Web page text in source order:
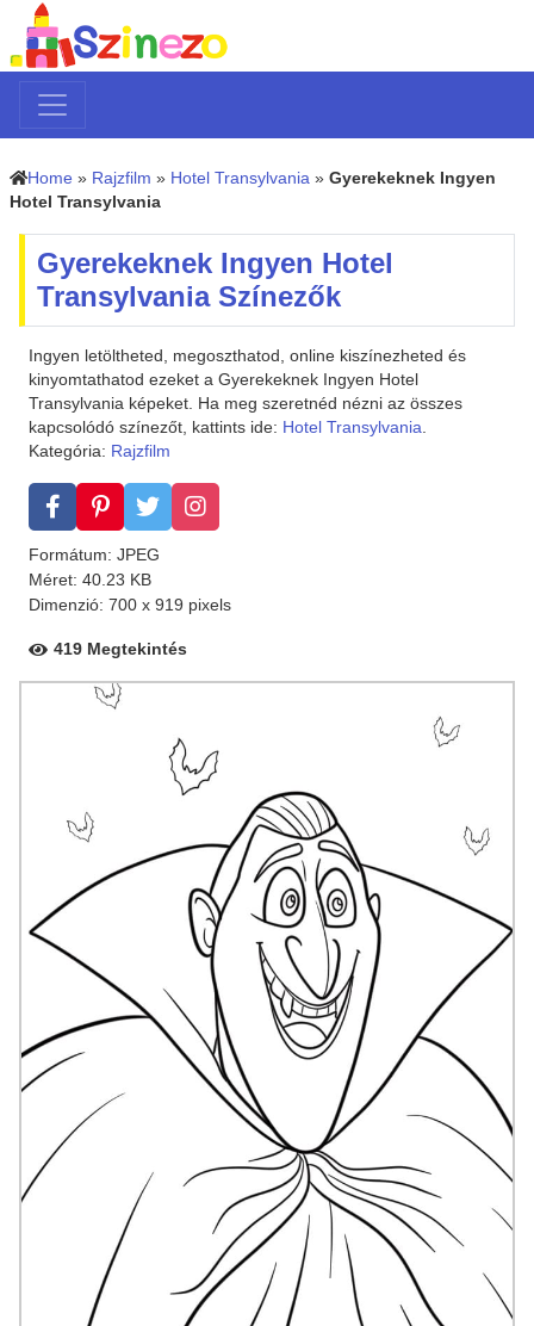
Home » Rajzfilm » Hotel Transylvania » Gyerekeknek Ingyen
Hotel Transylvania
Gyerekeknek Ingyen Hotel
Transylvania Színezők
Ingyen letöltheted, megoszthatod, online kiszínezheted és
kinyomtathatod ezeket a Gyerekeknek Ingyen Hotel
Transylvania képeket. Ha meg szeretnéd nézni az összes
kapcsolódó színezőt, kattints ide: Hotel Transylvania.
Kategória: Rajzfilm
Formátum: JPEG
Méret: 40.23 KB
Dimenzió: 700 x 919 pixels
419 Megtekintés